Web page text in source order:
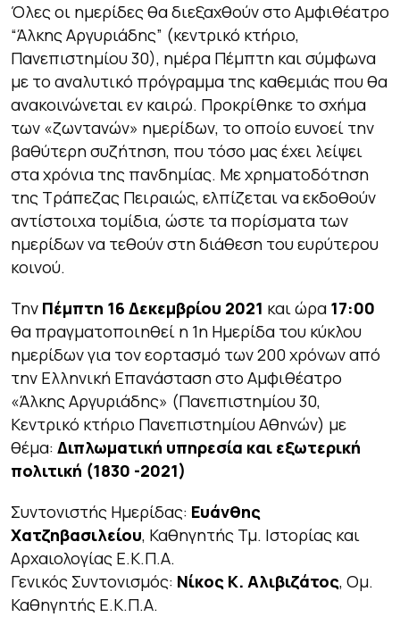
Όλες οι ημερίδες θα διεξαχθούν στo Αμφιθέατρο
“Άλκης Αργυριάδης” (κεντρικό κτήριο,
Πανεπιστημίου 30), ημέρα Πέμπτη και σύμφωνα
με το αναλυτικό πρόγραμμα της καθεμιάς που θα
ανακοινώνεται εν καιρώ. Προκρίθηκε το σχήμα
των «ζωντανών» ημερίδων, το οποίο ευνοεί την
βαθύτερη συζήτηση, που τόσο μας έχει λείψει
στα χρόνια της πανδημίας. Με χρηματοδότηση
της Τράπεζας Πειραιώς, ελπίζεται να εκδοθούν
αντίστοιχα τομίδια, ώστε τα πορίσματα των
ημερίδων να τεθούν στη διάθεση του ευρύτερου
κοινού.
Την Πέμπτη 16 Δεκεμβρίου 2021 και ώρα 17:00
θα πραγματοποιηθεί η 1η Ημερίδα του κύκλου
ημερίδων για τον εορτασμό των 200 χρόνων από
την Ελληνική Επανάσταση στο Αμφιθέατρο
«Άλκης Αργυριάδης» (Πανεπιστημίου 30,
Κεντρικό κτήριο Πανεπιστημίου Αθηνών) με
θέμα: Διπλωματική υπηρεσία και εξωτερική
πολιτική (1830 -2021)
Συντονιστής Ημερίδας: Ευάνθης
Χατζηβασιλείου, Καθηγητής Τμ. Ιστορίας και
Αρχαιολογίας Ε.Κ.Π.Α.
Γενικός Συντονισμός: Νίκος Κ. Αλιβιζάτος, Ομ.
Καθηγητής Ε.Κ.Π.Α.